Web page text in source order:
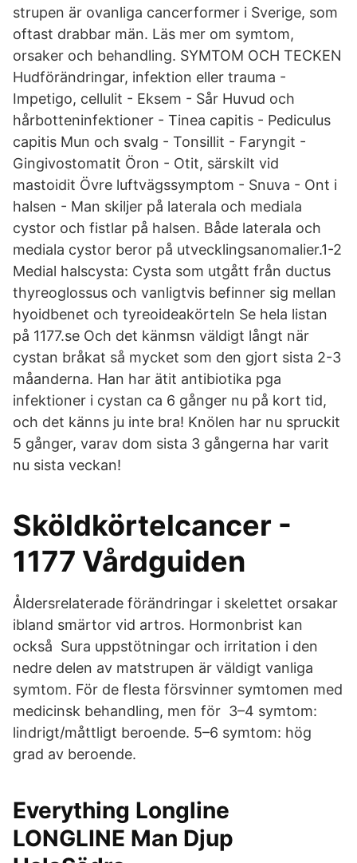
strupen är ovanliga cancerformer i Sverige, som
oftast drabbar män. Läs mer om symtom,
orsaker och behandling. SYMTOM OCH TECKEN
Hudförändringar, infektion eller trauma -
Impetigo, cellulit - Eksem - Sår Huvud och
hårbotteninfektioner - Tinea capitis - Pediculus
capitis Mun och svalg - Tonsillit - Faryngit -
Gingivostomatit Öron - Otit, särskilt vid
mastoidit Övre luftvägssymptom - Snuva - Ont i
halsen - Man skiljer på laterala och mediala
cystor och fistlar på halsen. Både laterala och
mediala cystor beror på utvecklingsanomalier.1-2
Medial halscysta: Cysta som utgått från ductus
thyreoglossus och vanligtvis befinner sig mellan
hyoidbenet och tyreoideakörteln Se hela listan
på 1177.se Och det känmsn väldigt långt när
cystan bråkat så mycket som den gjort sista 2-3
måanderna. Han har ätit antibiotika pga
infektioner i cystan ca 6 gånger nu på kort tid,
och det känns ju inte bra! Knölen har nu spruckit
5 gånger, varav dom sista 3 gångerna har varit
nu sista veckan!
Sköldkörtelcancer -
1177 Vårdguiden
Åldersrelaterade förändringar i skelettet orsakar
ibland smärtor vid artros. Hormonbrist kan
också Sura uppstötningar och irritation i den
nedre delen av matstrupen är väldigt vanliga
symtom. För de flesta försvinner symtomen med
medicinsk behandling, men för 3–4 symtom:
lindrigt/måttligt beroende. 5–6 symtom: hög
grad av beroende.
Everything Longline
LONGLINE Man Djup